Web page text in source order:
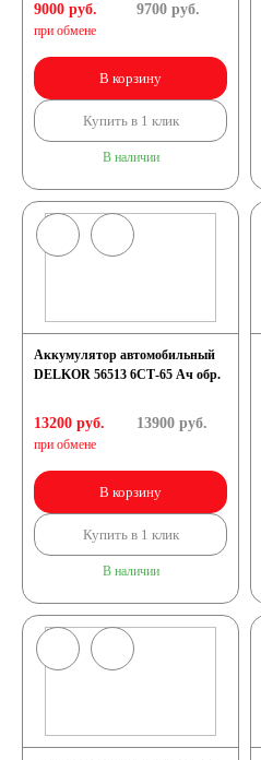
9000 руб.
при обмене
9700руб.
В корзину
Купить в 1 клик
В наличии
Аккумулятор автомобильный
DELKOR 56513 6СТ-65 Ач обр.
13200 руб.
при обмене
13900руб.
В корзину
Купить в 1 клик
В наличии